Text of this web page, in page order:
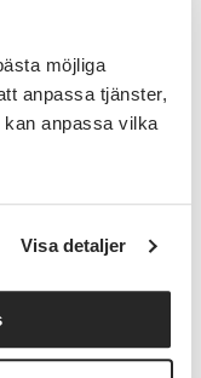
möjliga
anpassa tjänster,
anpassa vilka
Visa detaljer
ett önskat
är
Virka rutor
för att